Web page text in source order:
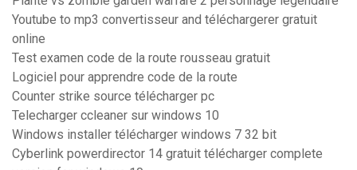
Youtube to mp3 convertisseur and téléchargerer gratuit
online
Test examen code de la route rousseau gratuit
Logiciel pour apprendre code de la route
Counter strike source télécharger pc
Telecharger ccleaner sur windows 10
Windows installer télécharger windows 7 32 bit
Cyberlink powerdirector 14 gratuit télécharger complete